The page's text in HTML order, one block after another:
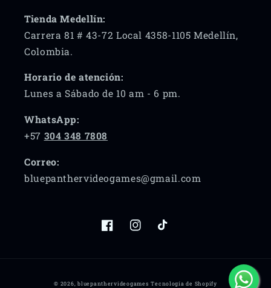
Tienda Medellín:
Carrera 81 # 43-72 Local 4358-1105 Medellín,
Colombia.
Horario de atención:
Lunes a Sábado de 10 am - 6 pm.
WhatsApp:
+57 304 348 7808
Correo:
bluepanthervideogames@gmail.com
FacebookInstagramTikTok
© 2026,bluepanthervideogames Tecnología de Shopify